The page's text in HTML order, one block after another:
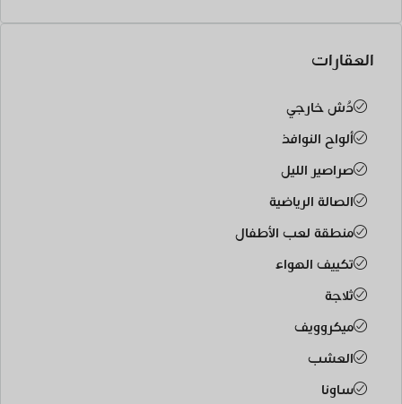
العقارات
دُش خارجي
ألواح النوافذ
صراصير الليل
الصالة الرياضية
منطقة لعب الأطفال
تكييف الهواء
ثلاجة
ميكروويف
العشب
ساونا